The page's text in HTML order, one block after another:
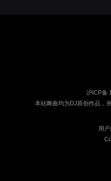
沪ICP备
本站舞曲均为DJ原创作品，
用